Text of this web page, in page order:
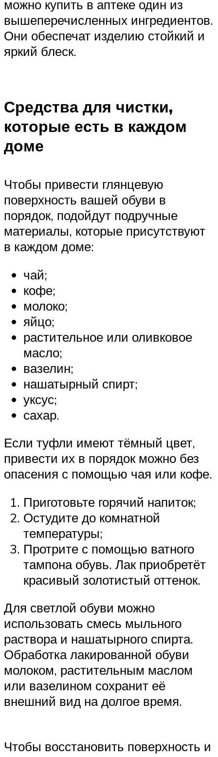
можно купить в аптеке один из
вышеперечисленных ингредиентов.
Они обеспечат изделию стойкий и
яркий блеск.
Средства для чистки,
которые есть в каждом
доме
Чтобы привести глянцевую
поверхность вашей обуви в
порядок, подойдут подручные
материалы, которые присутствуют
в каждом доме:
чай;
кофе;
молоко;
яйцо;
растительное или оливковое
масло;
вазелин;
нашатырный спирт;
уксус;
сахар.
Если туфли имеют тёмный цвет,
привести их в порядок можно без
опасения с помощью чая или кофе.
Приготовьте горячий напиток;
Остудите до комнатной
температуры;
Протрите с помощью ватного
тампона обувь. Лак приобретёт
красивый золотистый оттенок.
Для светлой обуви можно
использовать смесь мыльного
раствора и нашатырного спирта.
Обработка лакированной обуви
молоком, растительным маслом
или вазелином сохранит её
внешний вид на долгое время.
Чтобы восстановить поверхность и